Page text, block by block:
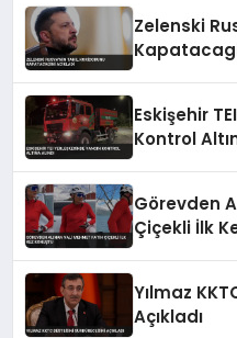
Zelenski
Eskişehir
Kontrol
Görevden
Çiçekli İlk
Yılmaz
Açıkladı